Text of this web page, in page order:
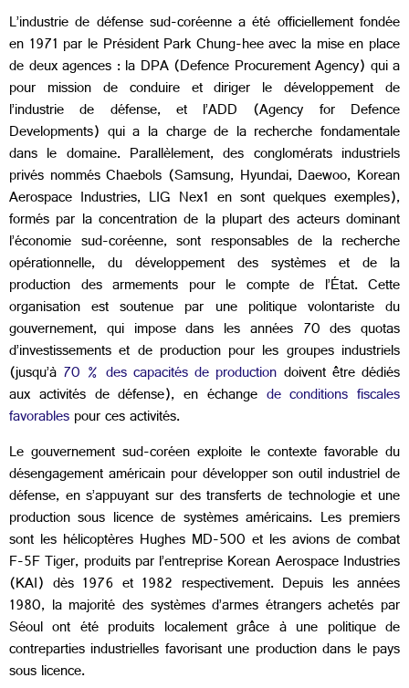
L’industrie de défense sud-coréenne a été officiellement fondée
en 1971 par le Président Park Chung-hee avec la mise en place
de deux agences : la DPA (Defence Procurement Agency) qui a
pour mission de conduire et diriger le développement de
l’industrie de défense, et l’ADD (Agency for Defence
Developments) qui a la charge de la recherche fondamentale
dans le domaine. Parallèlement, des conglomérats industriels
privés nommés Chaebols (Samsung, Hyundai, Daewoo, Korean
Aerospace Industries, LIG Nex1 en sont quelques exemples),
formés par la concentration de la plupart des acteurs dominant
l’économie sud-coréenne, sont responsables de la recherche
opérationnelle, du développement des systèmes et de la
production des armements pour le compte de l’État. Cette
organisation est soutenue par une politique volontariste du
gouvernement, qui impose dans les années 70 des quotas
d’investissements et de production pour les groupes industriels
(jusqu’à 70 % des capacités de production doivent être dédiés
aux activités de défense), en échange de conditions fiscales
favorablespour ces activités.
Le gouvernement sud-coréen exploite le contexte favorable du
désengagement américain pour développer son outil industriel de
défense, en s’appuyant sur des transferts de technologie et une
production sous licence de systèmes américains. Les premiers
sont les hélicoptères Hughes MD-500 et les avions de combat
F-5F Tiger, produits par l’entreprise Korean Aerospace Industries
(KAI) dès 1976 et 1982 respectivement. Depuis les années
1980, la majorité des systèmes d’armes étrangers achetés par
Séoul ont été produits localement grâce à une politique de
contreparties industrielles favorisant une production dans le pays
sous licence.